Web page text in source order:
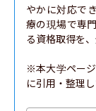
やかに対応で
療の現場で専
る資格取得を
※本大学ペー
に引用・整理